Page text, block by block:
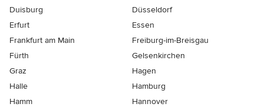
Duisburg
Düsseldorf
Erfurt
Essen
Frankfurt am Main
Freiburg-im-Breisgau
Fürth
Gelsenkirchen
Graz
Hagen
Halle
Hamburg
Hamm
Hannover